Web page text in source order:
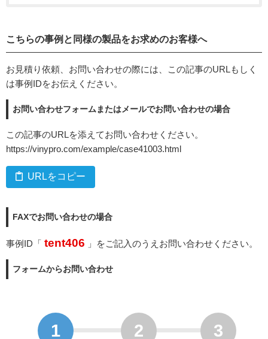
こちらの事例と同様の製品をお求めのお客様へ
お見積り依頼、お問い合わせの際には、この記事のURLもしく
は事例IDをお伝えください。
お問い合わせフォームまたはメールでお問い合わせの場合
この記事のURLを添えてお問い合わせください。
https://vinypro.com/example/case41003.html
URLをコピー
FAXでお問い合わせの場合
事例ID「 tent406 」をご記入のうえお問い合わせください。
フォームからお問い合わせ